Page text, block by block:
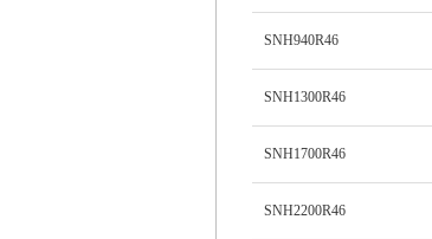
SNH940R46
SNH1300R46
SNH1700R46
SNH2200R46